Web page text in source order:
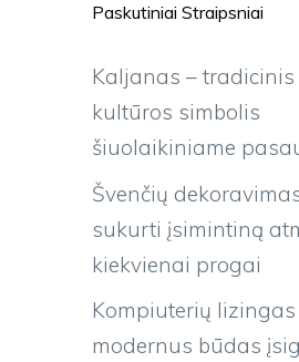
Paskutiniai Straipsniai
Kaljanas –
kultūros simbolis
šiuolaikiniame
Švenčių
sukurti įsimintiną
kiekvienai progai
Kompiuterių lizingas
modernus būdas